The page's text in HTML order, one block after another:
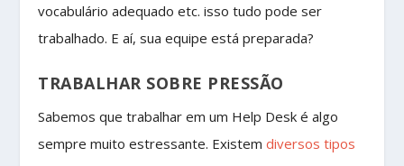
vocabulário adequado etc. isso tudo pode ser
trabalhado. E aí, sua equipe está preparada?
TRABALHAR SOBRE PRESSÃO
Sabemos que trabalhar em um Help Desk é algo
sempre muito estressante. Existemdiversos tipos